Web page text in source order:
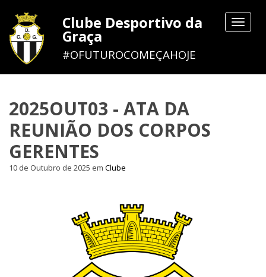
Toggle
Clube Desportivo da
Graça
#OFUTUROCOMEÇAHOJE
2025OUT03 - ATA DA
REUNIÃO DOS CORPOS
GERENTES
10 de Outubro de 2025 em Clube